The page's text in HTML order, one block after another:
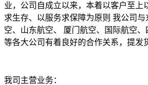
业，公司自成立以来，本着以客户至上
求生存、以服务求保障为原则 我公司
空、山东航空、 厦门航空、国际航空
等各大公司有着良好的合作关系，提发
我司主营业务：